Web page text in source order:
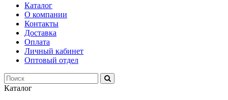
Каталог
О компании
Контакты
Доставка
Оплата
Личный кабинет
Оптовый отдел
Каталог